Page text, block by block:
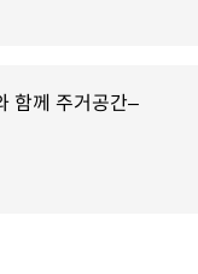
함께 주거공간–